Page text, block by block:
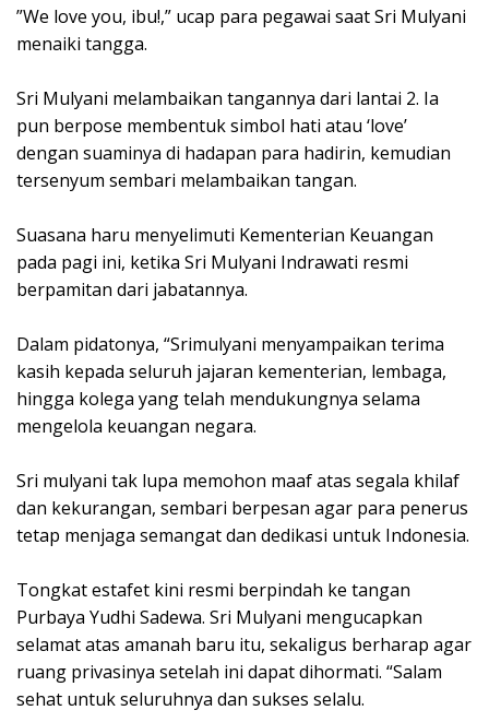
‎”We love you, ibu!,” ucap para pegawai saat Sri Mulyani
menaiki tangga.
‎Sri Mulyani melambaikan tangannya dari lantai 2. Ia
pun berpose membentuk simbol hati atau ‘love’
dengan suaminya di hadapan para hadirin, kemudian
tersenyum sembari melambaikan tangan.
‎Suasana haru menyelimuti Kementerian Keuangan
pada pagi ini, ketika Sri Mulyani Indrawati resmi
berpamitan dari jabatannya.
‎Dalam pidatonya, “Srimulyani menyampaikan terima
kasih kepada seluruh jajaran kementerian, lembaga,
hingga kolega yang telah mendukungnya selama
mengelola keuangan negara.
‎Sri mulyani tak lupa memohon maaf atas segala khilaf
dan kekurangan, sembari berpesan agar para penerus
tetap menjaga semangat dan dedikasi untuk Indonesia.
‎Tongkat estafet kini resmi berpindah ke tangan
Purbaya Yudhi Sadewa. Sri Mulyani mengucapkan
selamat atas amanah baru itu, sekaligus berharap agar
ruang privasinya setelah ini dapat dihormati. “Salam
sehat untuk seluruhnya dan sukses selalu.